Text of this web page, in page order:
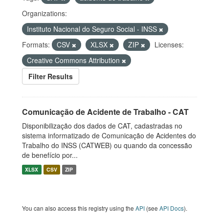
Organizations:
Instituto Nacional do Seguro Social - INSS
Formats:
CSV XLSX ZIP
Licenses:
Creative Commons Attribution
Filter Results
Comunicação de Acidente de Trabalho - CAT
Disponibilização dos dados de CAT, cadastradas no
sistema informatizado de Comunicação de Acidentes do
Trabalho do INSS (CATWEB) ou quando da concessão
de benefício por...
XLSX CSV ZIP
You can also access this registry using the API (see API Docs).